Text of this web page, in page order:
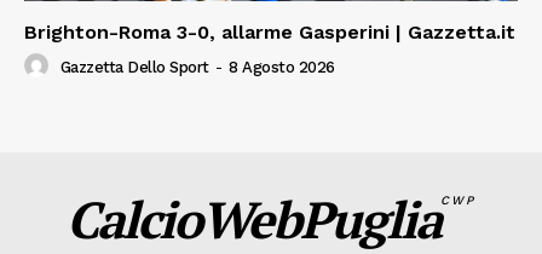
Brighton-Roma 3-0, allarme Gasperini | Gazzetta.it
Gazzetta Dello Sport - 8 Agosto 2026
CalcioWebPugliaCWP